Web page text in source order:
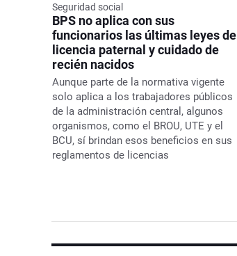
Seguridad social
BPS no aplica con sus
funcionarios las últimas leyes de
licencia paternal y cuidado de
recién nacidos
Aunque parte de la normativa vigente
solo aplica a los trabajadores públicos
de la administración central, algunos
organismos, como el BROU, UTE y el
BCU, sí brindan esos beneficios en sus
reglamentos de licencias